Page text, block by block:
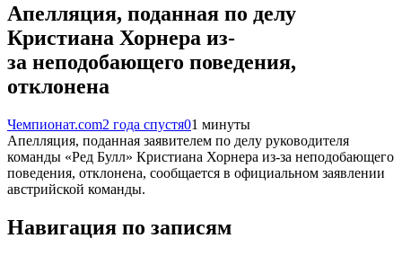
Апелляция, поданная по делу
Кристиана Хорнера из-
за неподобающего поведения,
отклонена
Чемпионат.com2 года спустя01 минуты
Апелляция, поданная заявителем по делу руководителя
команды «Ред Булл» Кристиана Хорнера из-за неподобающего
поведения, отклонена, сообщается в официальном заявлении
австрийской команды.
Навигация по записям